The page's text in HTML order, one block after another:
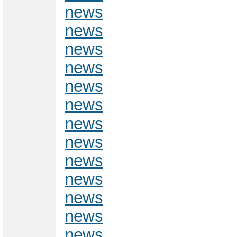
news
news
news
news
news
news
news
news
news
news
news
news